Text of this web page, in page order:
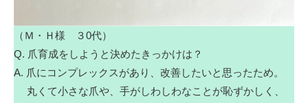
（Ｍ・Ｈ様 ３0代）
Q. 爪育成をしようと決めたきっかけは？
A. 爪にコンプレックスがあり、改善したいと思ったため。
丸くて小さな爪や、手がしわしわなことが恥ずかしく、